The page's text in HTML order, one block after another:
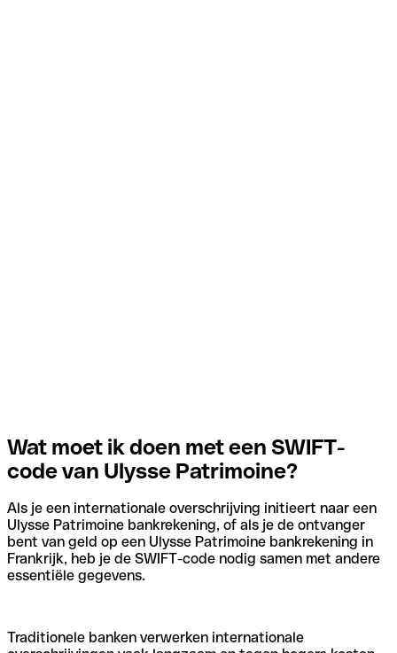
Wat moet ik doen met een SWIFT-
code van Ulysse Patrimoine?
Als je een internationale overschrijving initieert naar een
Ulysse Patrimoine bankrekening, of als je de ontvanger
bent van geld op een Ulysse Patrimoine bankrekening in
Frankrijk, heb je de SWIFT-code nodig samen met andere
essentiële gegevens.
Traditionele banken verwerken internationale